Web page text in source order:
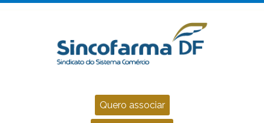
Quero associar